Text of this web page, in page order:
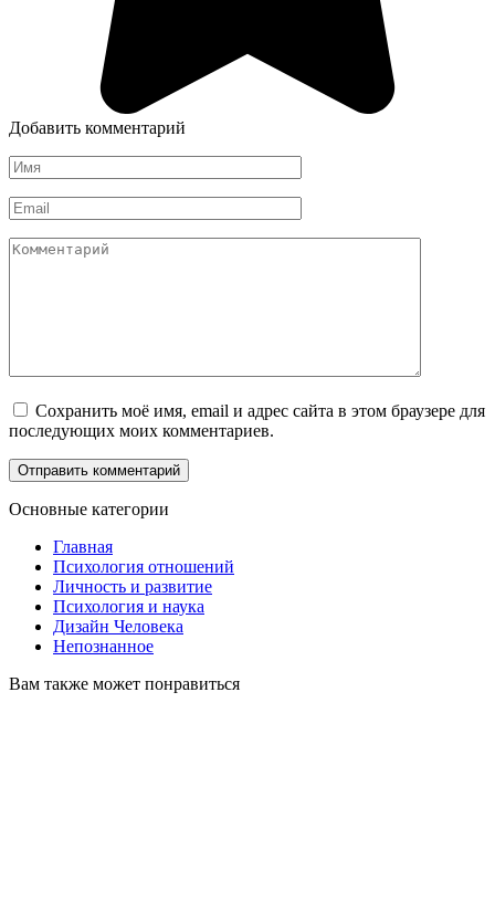
Добавить комментарий
Имя
*
Email
*
Комментарий
Сохранить моё имя, email и адрес сайта в этом браузере для
последующих моих комментариев.
Основные категории
Главная
Психология отношений
Личность и развитие
Психология и наука
Дизайн Человека
Непознанное
Вам также может понравиться